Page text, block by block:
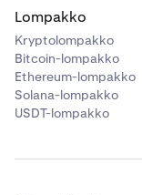
Lompakko
Kryptolompakko
Bitcoin-lompakko
Ethereum-lompakko
Solana-lompakko
USDT-lompakko